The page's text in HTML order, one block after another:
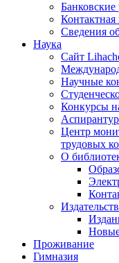
Сведения
Наука
Сайт
Научные
Конкурсы
Центр
трудовых
О
Проживание
Гимназия